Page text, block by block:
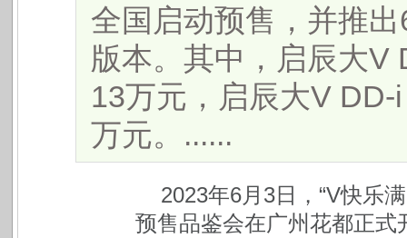
全国启动预售，并推
版本。其中，启辰大V
13万元，启辰大V
万元。......
2023年6月3日，“V快乐
预售品鉴会在广州花都正式